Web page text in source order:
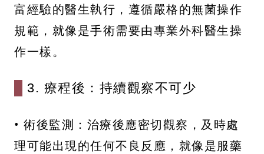
富經驗的醫生執行，遵循嚴格的無菌操作
規範，就像是手術需要由專業外科醫生操
作一樣。
3. 療程後：持續觀察不可少
• 術後監測：治療後應密切觀察，及時處
理可能出現的任何不良反應，就像是服藥